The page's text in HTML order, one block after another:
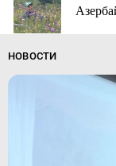
НОВОСТИ